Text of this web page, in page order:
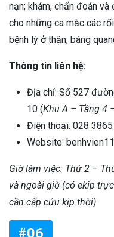
nạn; khám, chẩn đoán
cho những ca mắc các
bệnh lý ở thận, bàng
Thông tin liên hệ:
Địa chỉ: Số 527
10 (Khu A – Tầng 4
Điện thoại: 028
Website:
Giờ làm việc: Thứ 2 –
và ngoài giờ (có ekip
cần cấp cứu kịp thời)